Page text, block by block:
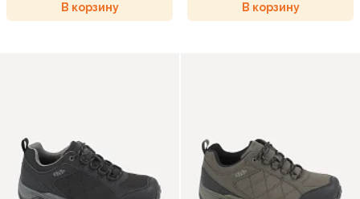
В корзину В корзину